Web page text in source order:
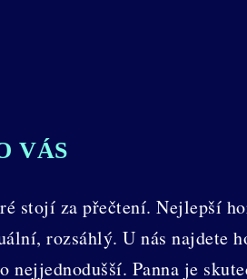
VÁS
stojí za přečtení. Nejlepší
rozsáhlý. U nás najdete
nejjednodušší. Panna je